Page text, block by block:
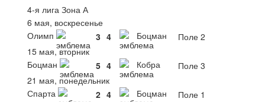
4-я лига Зона А
6 мая, воскресенье
Олимп
3 4 Боцман
Поле 2
15 мая, вторник
Боцман
5 4 Кобра
Поле 3
21 мая, понедельник
Спарта
2 4 Боцман
Поле 1